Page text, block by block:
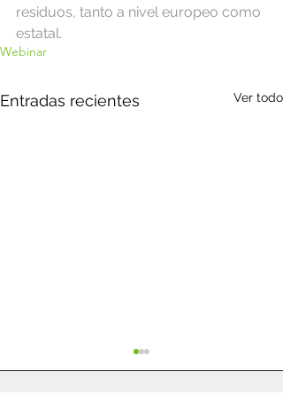
residuos, tanto a nivel europeo como
estatal.
Webinar
Entradas recientes Ver todo